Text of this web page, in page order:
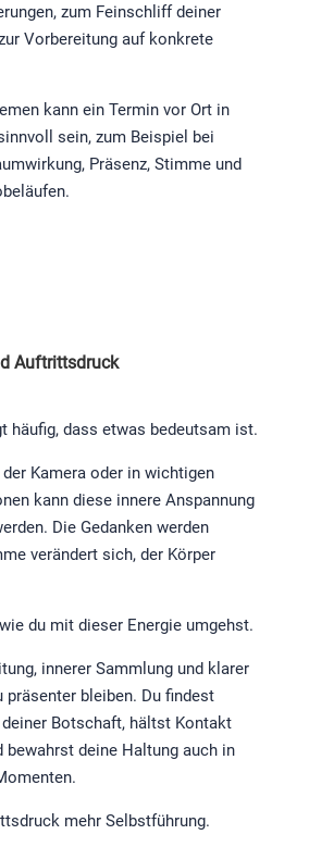
zum Feinschliff deiner
Vorbereitung auf konkrete
kann ein Termin vor Ort in
sein, zum Beispiel bei
Präsenz, Stimme und
Auftrittsdruck
häufig, dass etwas bedeutsam ist.
Kamera oder in wichtigen
kann diese innere Anspannung
Die Gedanken werden
verändert sich, der Körper
du mit dieser Energie umgehst.
innerer Sammlung und klarer
präsenter bleiben. Du findest
deiner Botschaft, hältst Kontakt
bewahrst deine Haltung auch in
mehr Selbstführung.